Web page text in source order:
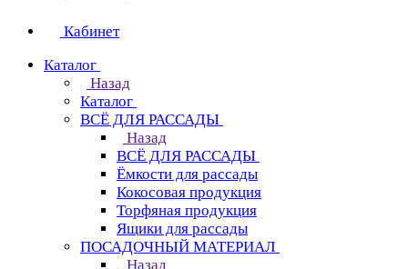
Кабинет
Каталог
Назад
Каталог
ВСЁ ДЛЯ РАССАДЫ
Назад
ВСЁ ДЛЯ РАССАДЫ
Ёмкости для рассады
Кокосовая продукция
Торфяная продукция
Ящики для рассады
ПОСАДОЧНЫЙ МАТЕРИАЛ
Назад